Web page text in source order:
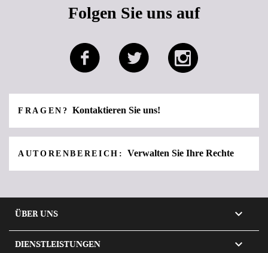
Folgen Sie uns auf
FRAGEN?Kontaktieren Sie uns!
AUTORENBEREICH: Verwalten Sie Ihre Rechte
ÜBER UNS 
DIENSTLEISTUNGEN 